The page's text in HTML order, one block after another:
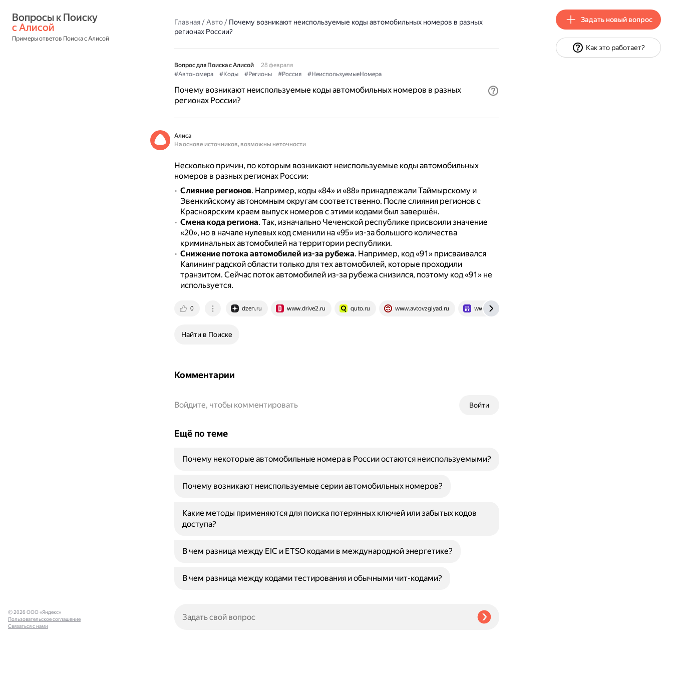
с Алисой
Примеры ответов Поиска с Алисой
Главная/Авто/ Почему возникают неиспользуемые коды автомобильных номеров в разных
регионах России?
Вопрос для Поиска с Алисой
28 февраля
#Автономера
#Коды #Регионы #Россия #НеиспользуемыеНомера
Почему возникают неиспользуемые коды автомобильных номеров в разных
регионах России?
Алиса
На основе источников, возможны неточности
Несколько причин, по которым возникают неиспользуемые коды автомобильных
номеров в разных регионах России:
Слияние регионов. Например, коды «84» и «88» принадлежали Таймырскому и
Эвенкийскому автономным округам соответственно. После слияния регионов с
Красноярским краем выпуск номеров с этими кодами был завершён.
Смена кода региона. Так, изначально Чеченской республике присвоили значение
«20», но в начале нулевых код сменили на «95» из-за большого количества
криминальных автомобилей на территории республики.
Снижение потока автомобилей из-за рубежа. Например, код «91» присваивался
Калининградской области только для тех автомобилей, которые проходили
транзитом. Сейчас поток автомобилей из-за рубежа снизился, поэтому код «91» не
используется.
0 dzen.ru www.drive2.ru quto.ru www.avtovzglyad.ru www.ixbt.com
Найти в Поиске
Комментарии
Войти
Войдите, чтобы комментировать
Ещё по теме
Почему некоторые автомобильные номера в России остаются неиспользуемыми?
Почему возникают неиспользуемые серии автомобильных номеров?
Какие методы применяются для поиска потерянных ключей или забытых кодов
доступа?
В чем разница между EIC и ETSO кодами в международной энергетике?
В чем разница между кодами тестирования и обычными чит-кодами?
© 2026 ООО «Яндекс»
Пользовательское соглашение
Связаться с нами
Задать новый вопрос
Как это работает?